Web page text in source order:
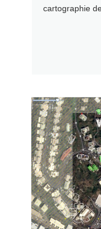
cartographie